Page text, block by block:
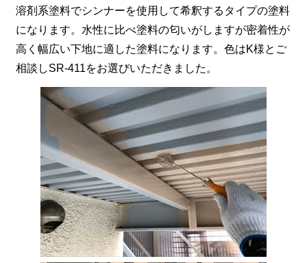
溶剤系塗料でシンナーを使用して希釈するタイプの塗料
になります。水性に比べ塗料の匂いがしますが密着性が
高く幅広い下地に適した塗料になります。色はK様とご
相談しSR-411をお選びいただきました。